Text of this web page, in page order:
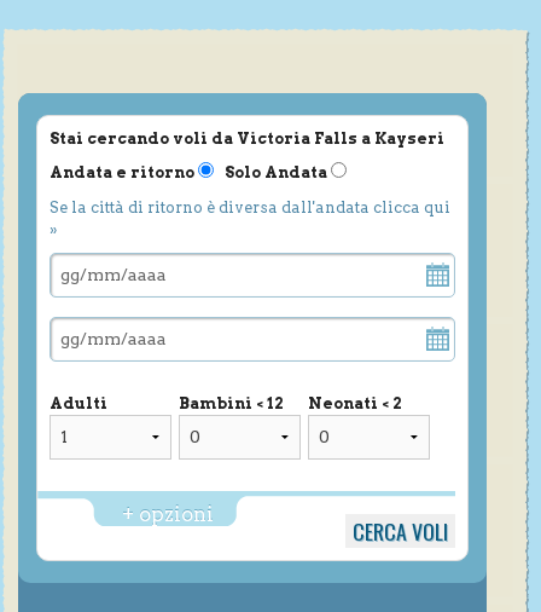
Stai cercando voli da Victoria Falls a Kayseri
Andata e ritorno
Solo Andata
Se la città di ritorno è diversa dall'andata clicca qui
»
Adulti Bambini < 12 Neonati < 2
+ opzioni